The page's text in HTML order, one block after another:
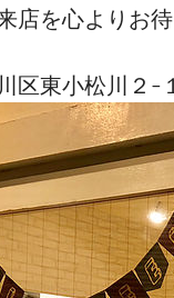
店を心よりお
区東小松川２-